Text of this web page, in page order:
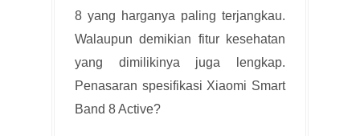
8 yang harganya paling terjangkau.
Walaupun demikian fitur kesehatan
yang dimilikinya juga lengkap.
Penasaran spesifikasi Xiaomi Smart
Band 8 Active?